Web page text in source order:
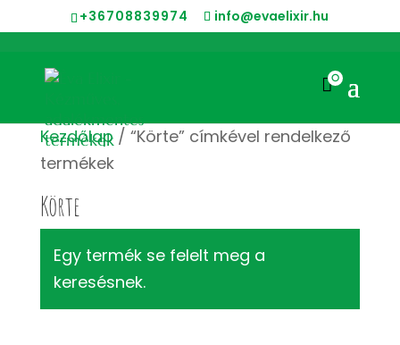
+36708839974 info@evaelixir.hu
0
Kezdőlap/ “Körte” címkével rendelkező
termékek
Körte
Egy termék se felelt meg a
keresésnek.